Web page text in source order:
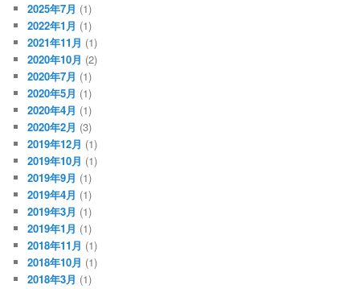
2025年7月 (1)
2022年1月 (1)
2021年11月 (1)
2020年10月 (2)
2020年7月 (1)
2020年5月 (1)
2020年4月 (1)
2020年2月 (3)
2019年12月 (1)
2019年10月 (1)
2019年9月 (1)
2019年4月 (1)
2019年3月 (1)
2019年1月 (1)
2018年11月 (1)
2018年10月 (1)
2018年3月 (1)